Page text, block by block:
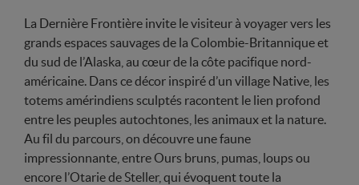
La Dernière Frontière invite le visiteur à voyager vers les
grands espaces sauvages de la Colombie-Britannique et
du sud de l’Alaska, au cœur de la côte pacifique nord-
américaine. Dans ce décor inspiré d’un village Native, les
totems amérindiens sculptés racontent le lien profond
entre les peuples autochtones, les animaux et la nature.
Au fil du parcours, on découvre une faune
impressionnante, entre Ours bruns, pumas, loups ou
encore l’Otarie de Steller, qui évoquent toute la